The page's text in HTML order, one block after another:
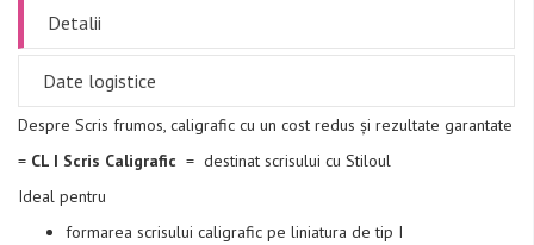
Detalii
Date logistice
Despre Scris frumos, caligrafic cu un cost redus și rezultate garantate
= CL I Scris Caligrafic = destinat scrisului cu Stiloul
Ideal pentru
formarea scrisului caligrafic pe liniatura de tip I